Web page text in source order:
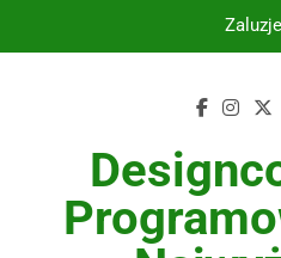
Wysokiej jakości